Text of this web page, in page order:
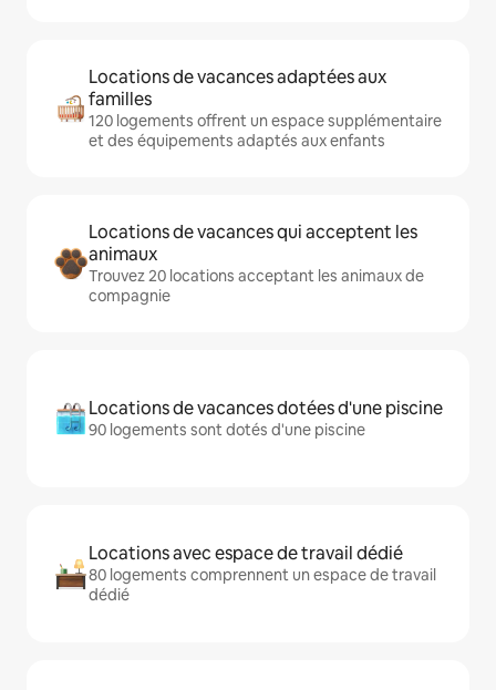
Locations de vacances adaptées aux
familles
120 logements offrent un espace supplémentaire
et des équipements adaptés aux enfants
Locations de vacances qui acceptent les
animaux
Trouvez 20 locations acceptant les animaux de
compagnie
Locations de vacances dotées d'une piscine
90 logements sont dotés d'une piscine
Locations avec espace de travail dédié
80 logements comprennent un espace de travail
dédié